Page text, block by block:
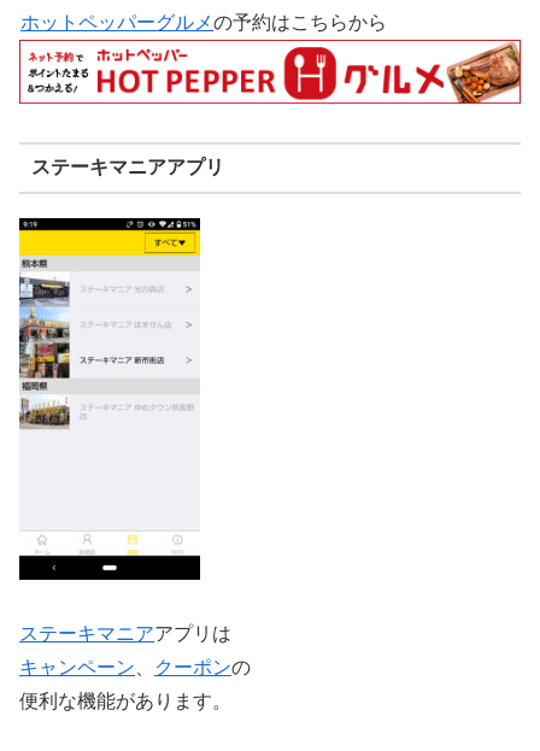
ホットペッパーグルメの予約はこちらから
ステーキマニアアプリ
ステーキマニアアプリは
キャンペーン
クーポンの
便利な機能があります。